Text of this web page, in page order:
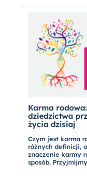
Karma
dziedzictwa
życia dzisiaj
Czym jest karma
różnych definicji,
znaczenie karmy
sposób.